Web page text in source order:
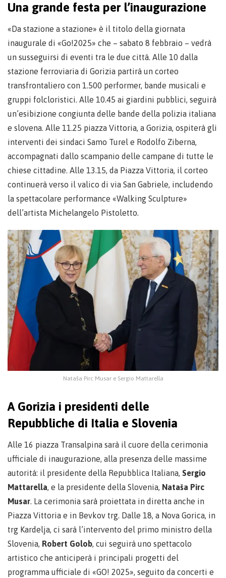
Una grande festa per l’inaugurazione
«Da stazione a stazione» è il titolo della giornata
inaugurale di «Go!2025» che – sabato 8 febbraio – vedrà
un susseguirsi di eventi tra le due città. Alle 10 dalla
stazione ferroviaria di Gorizia partirà un corteo
transfrontaliero con 1.500 performer, bande musicali e
gruppi folcloristici. Alle 10.45 ai giardini pubblici, seguirà
un’esibizione congiunta delle bande della polizia italiana
e slovena. Alle 11.25 piazza Vittoria, a Gorizia, ospiterà gli
interventi dei sindaci Samo Turel e Rodolfo Ziberna,
accompagnati dallo scampanio delle campane di tutte le
chiese cittadine. Alle 13.15, da Piazza Vittoria, il corteo
continuerà verso il valico di via San Gabriele, includendo
la spettacolare performance «Walking Sculpture»
dell’artista Michelangelo Pistoletto.
Nataša Pirc Musar e Sergio Mattarella
A Gorizia i presidenti delle
Repubbliche di Italia e Slovenia
Alle 16 piazza Transalpina sarà il cuore della cerimonia
ufficiale di inaugurazione, alla presenza delle massime
autorità: il presidente della Repubblica Italiana, Sergio
Mattarella, e la presidente della Slovenia, Nataša Pirc
Musar. La cerimonia sarà proiettata in diretta anche in
Piazza Vittoria e in Bevkov trg. Dalle 18, a Nova Gorica, in
trg Kardelja, ci sarà l’intervento del primo ministro della
Slovenia, Robert Golob, cui seguirà uno spettacolo
artistico che anticiperà i principali progetti del
programma ufficiale di «GO! 2025», seguito da concerti e